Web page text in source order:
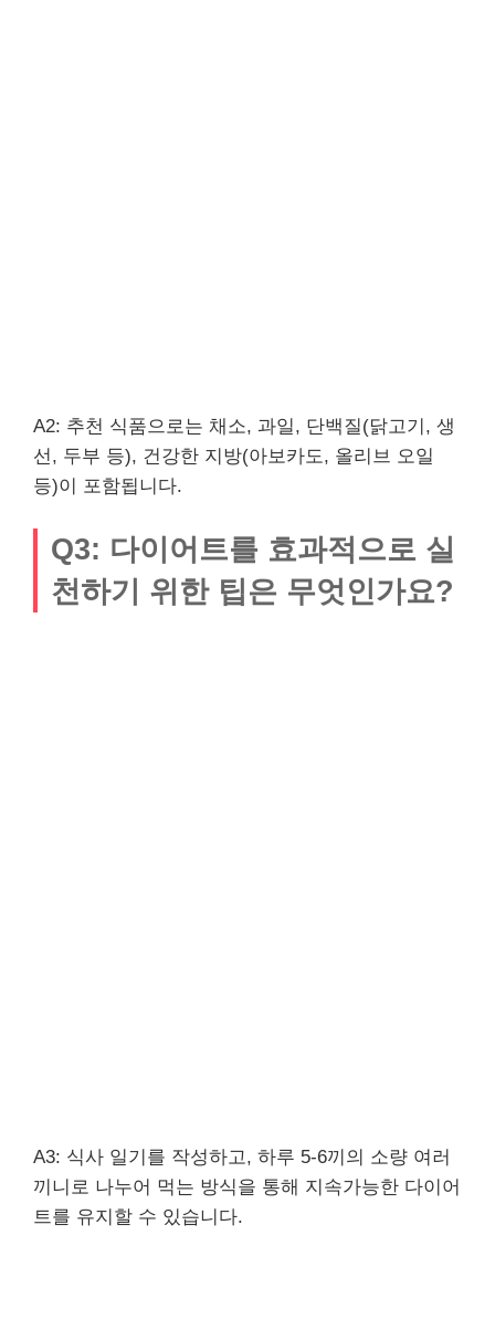
A2: 추천 식품으로는 채소, 과일, 단백질(닭고기, 생
선, 두부 등), 건강한 지방(아보카도, 올리브 오일
등)이 포함됩니다.
Q3: 다이어트를 효과적으로 실
천하기 위한 팁은 무엇인가요?
A3: 식사 일기를 작성하고, 하루 5-6끼의 소량 여러
끼니로 나누어 먹는 방식을 통해 지속가능한 다이어
트를 유지할 수 있습니다.